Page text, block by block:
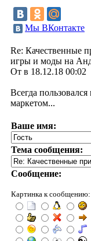
Мы ВКонтакте
Re: Качественные
игры и моды на
От в 18.12.18 00:02
Всегда пользовался
маркетом...
Ваше имя:
Тема сообщения:
Сообщение:
Картинка к сообщению: